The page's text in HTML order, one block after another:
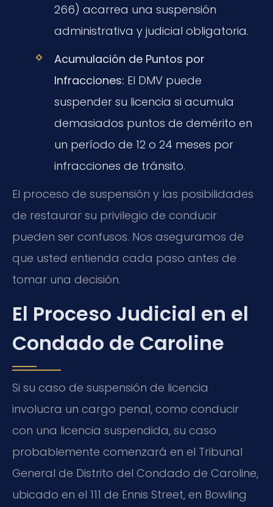
266) acarrea una suspensión
administrativa y judicial obligatoria.
Acumulación de Puntos por
Infracciones: El DMV puede
suspender su licencia si acumula
demasiados puntos de demérito en
un período de 12 o 24 meses por
infracciones de tránsito.
El proceso de suspensión y las posibilidades
de restaurar su privilegio de conducir
pueden ser confusos. Nos aseguramos de
que usted entienda cada paso antes de
tomar una decisión.
El Proceso Judicial en el
Condado de Caroline
Si su caso de suspensión de licencia
involucra un cargo penal, como conducir
con una licencia suspendida, su caso
probablemente comenzará en el Tribunal
General de Distrito del Condado de Caroline,
ubicado en el 111 de Ennis Street, en Bowling